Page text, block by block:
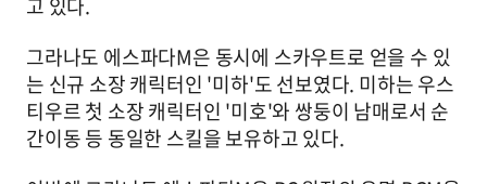
고 있다.
그라나도 에스파다M은 동시에 스카우트로 얻을 수 있
는 신규 소장 캐릭터인 '미하'도 선보였다. 미하는 우스
티우르 첫 소장 캐릭터인 '미호'와 쌍둥이 남매로서 순
간이동 등 동일한 스킬을 보유하고 있다.